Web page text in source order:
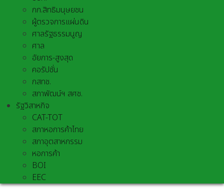
กก.สิทธิมนุษยชน
ผู้ตรวจการแผ่นดิน
ศาลรัฐธรรมนูญ
ศาล
อัยการ-สูงสุด
คอรัปชั่น
กสทช.
สภาพัฒน์ฯ สศช.
รัฐวิสาหกิจ
CAT-TOT
สภาหอการค้าไทย
สภาอุตสาหกรรม
หอการค้า
BOI
EEC